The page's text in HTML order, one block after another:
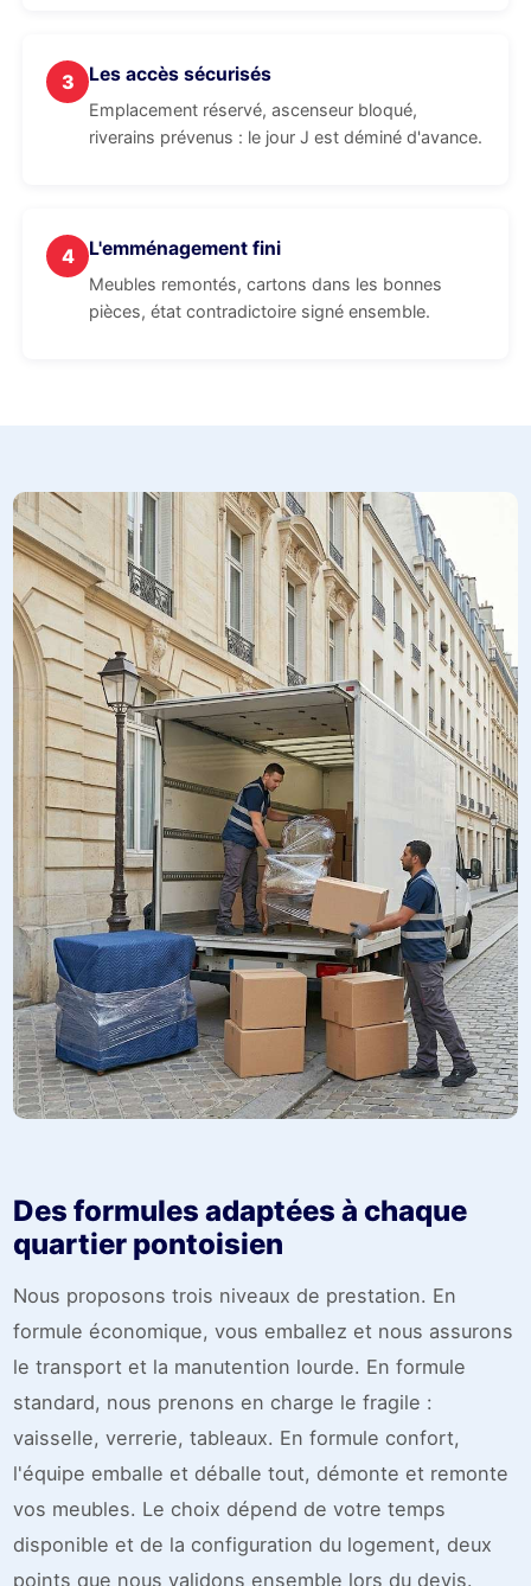
3 Les accès sécurisés
Emplacement réservé, ascenseur bloqué,
riverains prévenus : le jour J est déminé d'avance.
4 L'emménagement fini
Meubles remontés, cartons dans les bonnes
pièces, état contradictoire signé ensemble.
Des formules adaptées à chaque
quartier pontoisien
Nous proposons trois niveaux de prestation. En
formule économique, vous emballez et nous assurons
le transport et la manutention lourde. En formule
standard, nous prenons en charge le fragile :
vaisselle, verrerie, tableaux. En formule confort,
l'équipe emballe et déballe tout, démonte et remonte
vos meubles. Le choix dépend de votre temps
disponible et de la configuration du logement, deux
points que nous validons ensemble lors du devis.